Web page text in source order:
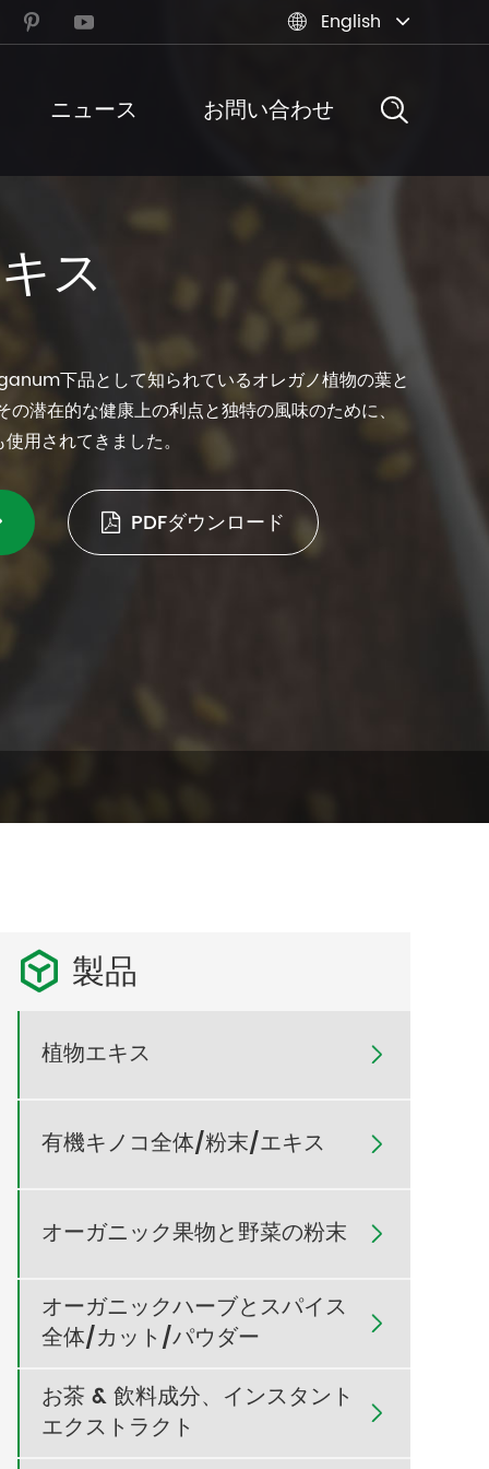
   English
ニュース お問い合わせ
ス
下品として知られているオレガノ植物の葉と
の潜在的な健康上の利点と独特の風味のために、
用されてきました。
PDFダウンロード
 製品
植物エキス 
有機キノコ全体/粉末/エキス 
オーガニック果物と野菜の粉末 
オーガニックハーブとスパイス
全体/カット/パウダー

お茶 & 飲料成分、インスタント
エクストラクト
